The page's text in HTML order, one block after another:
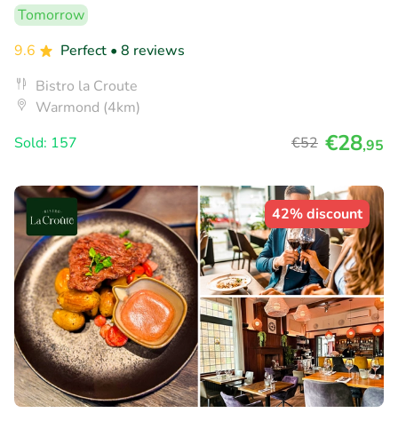
Tomorrow
9.6
Perfect • 8 reviews
Bistro la Croute
Warmond (4km)
Sold: 157
€52 €28,95
42% discount